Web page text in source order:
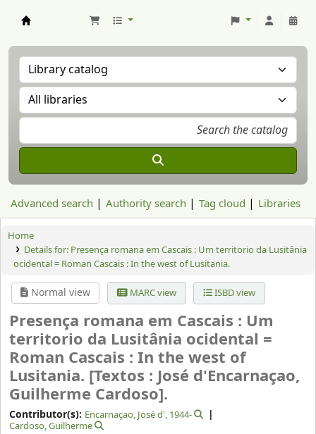
Advanced search Authority search Tag cloud Libraries
Home
Details for: Presença romana em Cascais : Um territorio da Lusitânia
ocidental = Roman Cascais : In the west of Lusitania.
Normal view MARC view ISBD view
Presença romana em Cascais : Um
territorio da Lusitânia ocidental =
Roman Cascais : In the west of
Lusitania. [Textos : José d'Encarnaçao,
Guilherme Cardoso].
Contributor(s): Encarnaçao, José d', 1944-
Cardoso, Guilherme